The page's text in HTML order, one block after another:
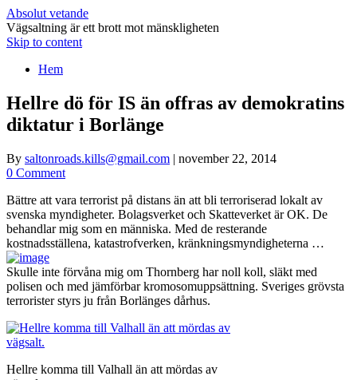
Absolut vetande
Vägsaltning är ett brott mot mänskligheten
Skip to content
Hem
Hellre dö för IS än offras av demokratins
diktatur i Borlänge
By saltonroads.kills@gmail.com | november 22, 2014
0 Comment
Bättre att vara terrorist på distans än att bli terroriserad lokalt av
svenska myndigheter. Bolagsverket och Skatteverket är OK. De
behandlar mig som en människa. Med de resterande
kostnadsställena, katastrofverken, kränkningsmyndigheterna …
Skulle inte förvåna mig om Thornberg har noll koll, släkt med
polisen och med jämförbar kromosomuppsättning. Sveriges grövsta
terrorister styrs ju från Borlänges dårhus.
Hellre komma till Valhall än att mördas av